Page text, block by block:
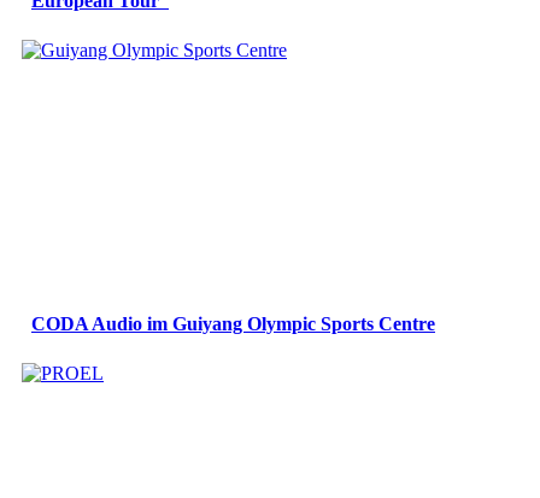
CODA Audio im Guiyang Olympic Sports Centre